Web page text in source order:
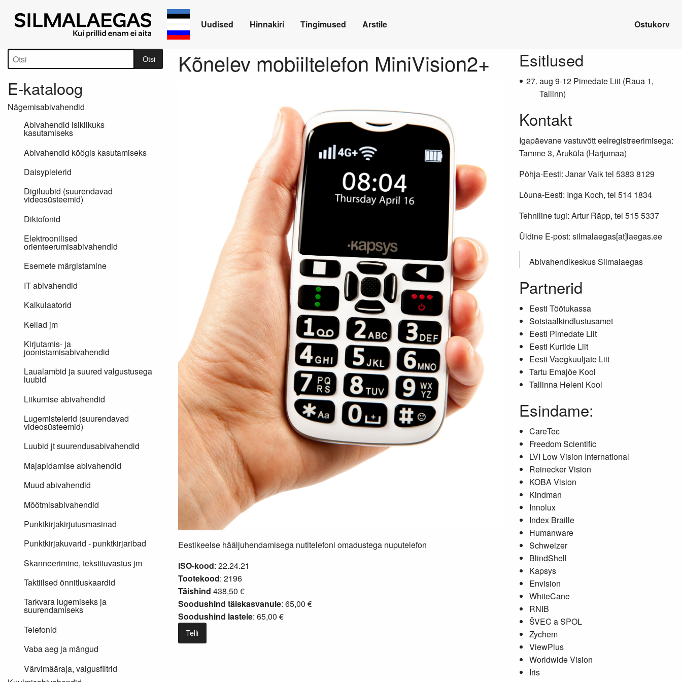
Uudised Hinnakiri Tingimused Arstile Ostukorv
Kõnelev mobiiltelefon MiniVision2+
Eestikeelse hääljuhendamisega nutitelefoni omadustega nuputelefon
ISO-kood: 22.24.21
Tootekood: 2196
Täishind 438,50 €
Soodushind täiskasvanule: 65,00 €
Soodushind lastele: 65,00 €
Telli
Tootepuu Otsi
E-kataloog
Nägemisabivahendid
Abivahendid isiklikuks
kasutamiseks
Abivahendid köögis kasutamiseks
Daisypleierid
Digiluubid (suurendavad
videosüsteemid)
Diktofonid
Elektroonilised
orienteerumisabivahendid
Esemete märgistamine
IT abivahendid
Kalkulaatorid
Kellad jm
Kirjutamis- ja
joonistamisabivahendid
Laualambid ja suured valgustusega
luubid
Liikumise abivahendid
Lugemistelerid (suurendavad
videosüsteemid)
Luubid jt suurendusabivahendid
Majapidamise abivahendid
Muud abivahendid
Mõõtmisabivahendid
Punktkirjakirjutusmasinad
Punktkirjakuvarid - punktkirjaribad
Skanneerimine, tekstituvastus jm
Taktiilsed õnnitluskaardid
Tarkvara lugemiseks ja
suurendamiseks
Telefonid
Vaba aeg ja mängud
Värvimääraja, valgusfiltrid
Lisainfo
Esitlused
aug 9-12 Pimedate Liit (Raua 1,
Tallinn)
Kontakt
Igapäevane vastuvõtt eelregistreerimisega:
Tamme 3, Aruküla (Harjumaa)
Põhja-Eesti: Janar Vaik tel 5383 8129
Lõuna-Eesti: Inga Koch, tel 514 1834
Tehniline tugi: Artur Räpp, tel 515 5337
Üldine E-post: silmalaegas[at]laegas.ee
Abivahendikeskus Silmalaegas
Partnerid
Eesti Töötukassa
Sotsiaalkindlustusamet
Eesti Pimedate Liit
Eesti Kurtide Liit
Eesti Vaegkuuljate Liit
Tartu Emajõe Kool
Tallinna Heleni Kool
Esindame:
CareTec
Freedom Scientific
LVI Low Vision International
Reinecker Vision
KOBA Vision
Kindman
Innolux
Index Braille
Humanware
Schweizer
BlindShell
Kapsys
Envision
WhiteCane
RNIB
ŠVEC a SPOL
Zychem
ViewPlus
Worldwide Vision
Iris